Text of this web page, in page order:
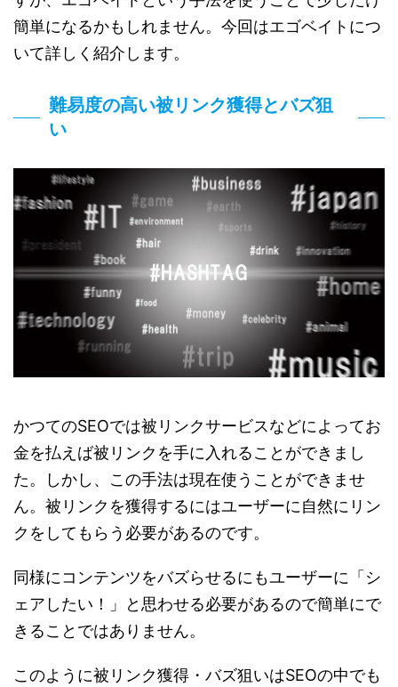
簡単になるかもしれません。今回はエゴベイトにつ
いて詳しく紹介します。
難易度の高い被リンク獲得とバズ狙
い
かつてのSEOでは被リンクサービスなどによってお
金を払えば被リンクを手に入れることができまし
た。しかし、この手法は現在使うことができませ
ん。被リンクを獲得するにはユーザーに自然にリン
クをしてもらう必要があるのです。
同様にコンテンツをバズらせるにもユーザーに「シ
ェアしたい！」と思わせる必要があるので簡単にで
きることではありません。
このように被リンク獲得・バズ狙いはSEOの中でも